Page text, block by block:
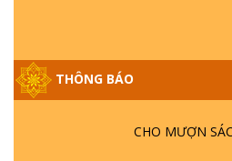
THÔNG BÁO
CHO MƯỢN
HỘI GÌ? TỬ VÌ ĐẠO